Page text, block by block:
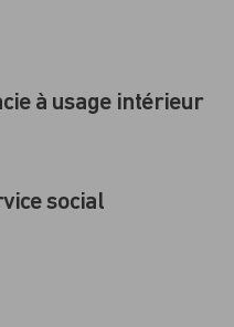
à usage intérieur
social